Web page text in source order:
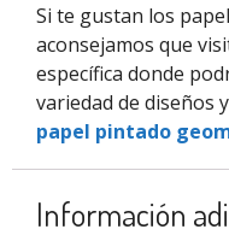
Si te gustan los
aconsejamos que
específica donde
variedad de diseños
papel pintado
Información